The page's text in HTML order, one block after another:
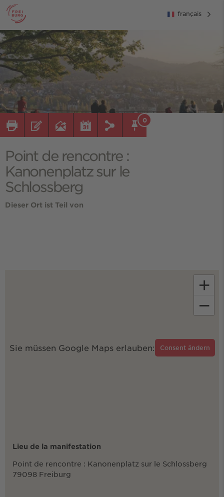
français
0
Point de rencontre :
Kanonenplatz sur le
Schlossberg
Dieser Ort ist Teil von
Sie müssen Google Maps erlauben: Consent ändern
+
−
Lieu de la manifestation
Point de rencontre : Kanonenplatz sur le Schlossberg
79098 Freiburg